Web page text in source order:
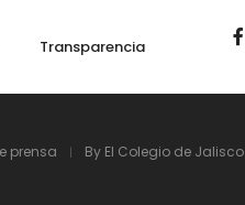
Transparencia
prensa By El Colegio de Jalisco